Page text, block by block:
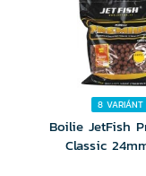
8 VARIÁNT
Boilie JetFish
Classic